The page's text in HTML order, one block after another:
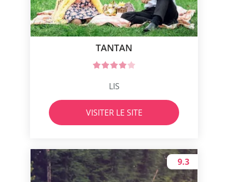
TANTAN
LIS
VISITER LE SITE
9.3